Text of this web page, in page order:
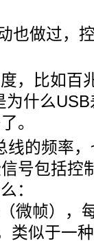
也做过，
，比如百
什么
。
线的频率
号包括控
：
微帧），
类似于一